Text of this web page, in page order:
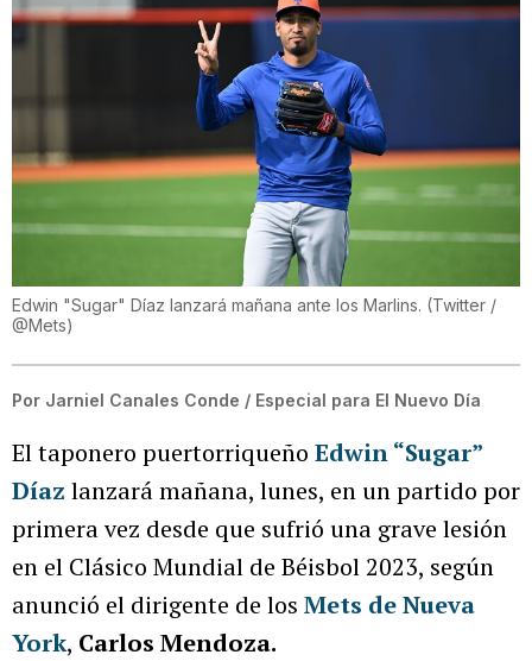
Edwin "Sugar" Díaz lanzará mañana ante los Marlins. (Twitter /
@Mets)
Por Jarniel Canales Conde / Especial para El Nuevo Día
El taponero puertorriqueño Edwin “Sugar”
Díaz lanzará mañana, lunes, en un partido por
primera vez desde que sufrió una grave lesión
en el Clásico Mundial de Béisbol 2023, según
anunció el dirigente de los Mets de Nueva
York, Carlos Mendoza.